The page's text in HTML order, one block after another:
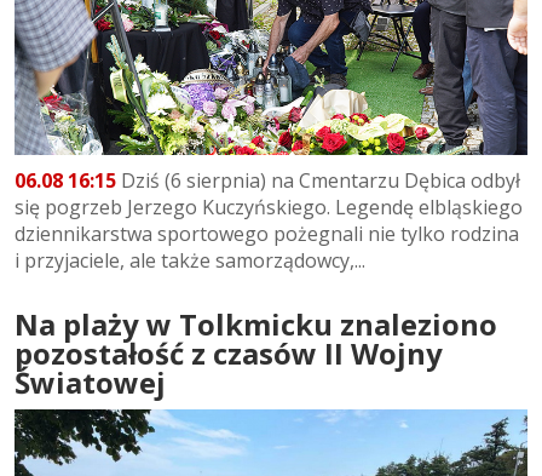
06.08 16:15 Dziś (6 sierpnia) na Cmentarzu Dębica odbył
się pogrzeb Jerzego Kuczyńskiego. Legendę elbląskiego
dziennikarstwa sportowego pożegnali nie tylko rodzina
i przyjaciele, ale także samorządowcy,...
Na plaży w Tolkmicku znaleziono
pozostałość z czasów II Wojny
Światowej